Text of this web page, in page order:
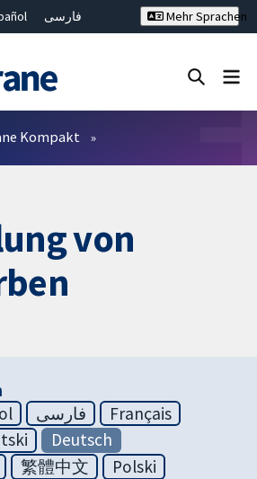
فارسی
繁體中文
Mehr Sprachen
Kompakt
von
فارسی
Français
Deutsch
繁體中文 Polski